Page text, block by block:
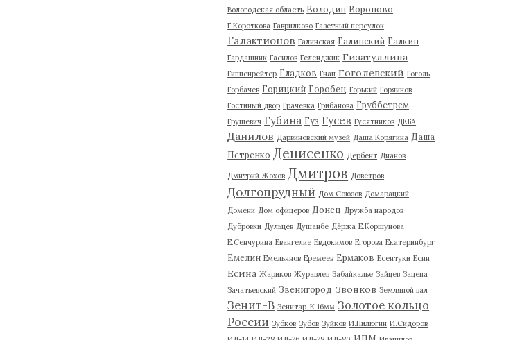
Вологодская область Володин Вороново
Г.Короткова Гаврилково Газетный переулок
Галактионов Галинская Галинский Галкин
Гардашник Гасилов Геленджик Гизатуллина
Гиппенрейтер Гладков Гнап Гоголевский Гоголь
Горбачев Горицкий Горобец Горький Горяинов
Гостиный двор Грачевка Грибанова Груббстрем
Грушевич Губина Гуз Гусев Гусятников ДКБА
Данилов Дарвиновский музей Даша Корягина Даша
Петренко Денисенко Дербент Дианов
Дмитрий Жохов Дмитров Доветров
Долгопрудный Дом Союзов Домарацкий
Домени Дом офицеров Донец Дружба народов
Дубровки Дульцев Душанбе Дёржа Е.Коршунова
Е.Сенчурина Евангелие Евдокимов Егорова Екатеринбург
Емелин Емельянов Еремеев Ермаков Есентуки Есин
Есина Жариков Журавлев Забайкалье Зайцев Зацепа
Зачатьевский Звенигород Звонков Земляной вал
Зенит-В Зенитар-К 16мм Золотое кольцо
России Зубков Зубов Зуйков И.Пилюгин И.Сидоров